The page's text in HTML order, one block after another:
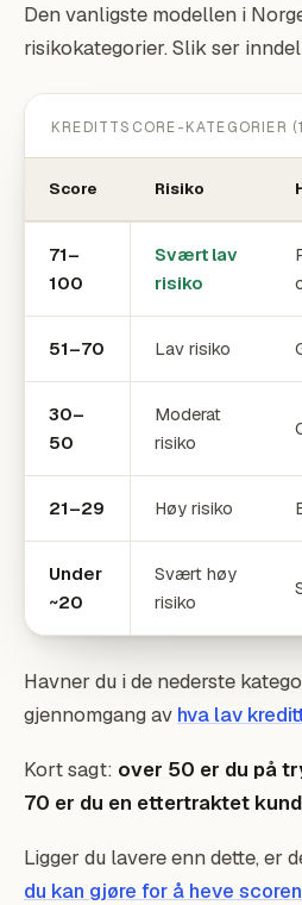
Den vanligste modellen i
risikokategorier. Slik ser
KREDITTSCORE-KATEGORIER
Score Risiko
71–
100
Svært lav
risiko
51–70 Lav risiko
30–
50
Moderat
risiko
21–29 Høy risiko
Under
~20
Svært høy
risiko
Havner du i de nederste
gjennomgang av hva lav
Kort sagt: over 50 er du på
70 er du en ettertraktet
Ligger du lavere enn dette, er
du kan gjøre for å heve scoren